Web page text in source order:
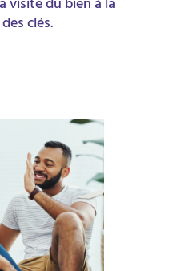
clés.